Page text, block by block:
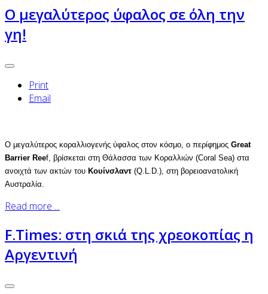
Ο μεγαλύτερος ύφαλος σε όλη την
γη!
Print
Email
Ο μεγαλύτερος κοραλλιογενής ύφαλος στον κόσμο, ο περίφημος Great
Barrier Reef, βρίσκεται στη Θάλασσα των Κοραλλιών (Coral Sea) στα
ανοιχτά των ακτών του Κουίνσλαντ (Q.L.D.), στη βορειοανατολική
Αυστραλία.
Read more ...
F.Times: στη σκιά της χρεοκοπίας η
Αργεντινή